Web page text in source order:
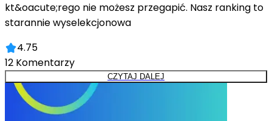
kt&oacute;rego nie możesz przegapić. Nasz ranking to
starannie wyselekcjonowa
4.75
12 Komentarzy
CZYTAJ DALEJ